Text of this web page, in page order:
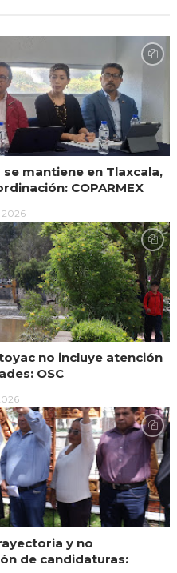
mantiene en Tlaxcala,
COPARMEX
no incluye atención
OSC
y no
de candidaturas: